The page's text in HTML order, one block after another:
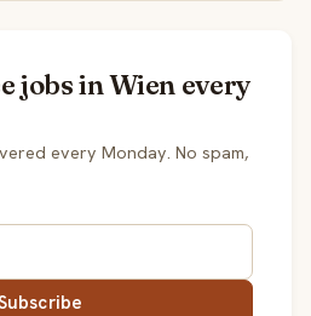
jobs in Wien every
every Monday. No spam,